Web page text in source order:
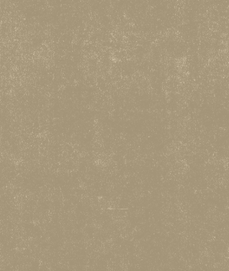
TERMOS E CONDIÇÕES 2026
MERCH
INSCRIÇÕES
PARCEIROS
CONTACTOS